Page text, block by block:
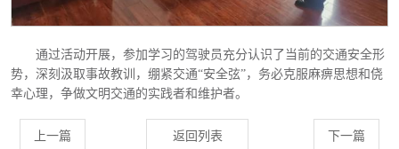
通过活动开展，参加学习的驾驶员充分认识了当前的交通安全形
势，深刻汲取事故教训，绷紧交通“安全弦”，务必克服麻痹思想和侥
幸心理，争做文明交通的实践者和维护者。
上一篇 返回列表 下一篇